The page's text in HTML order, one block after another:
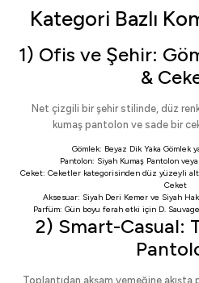
Kategori Bazlı
1) Ofis ve Şehir:
&
Net çizgili bir şehir stilinde, düz
kumaş pantolon ve sade bir
Gömlek: Beyaz Dik Yaka Gömlek
Pantolon: Siyah Kumaş Pantolonveya
Ceket: Ceketler kategorisinden düz yüzeyli
Ceket
Aksesuar: Siyah Deri Kemer ve Siyah
Parfüm: Gün boyu ferah etki için D.
2) Smart-Casual:
Toplantıdan akşam yemeğine